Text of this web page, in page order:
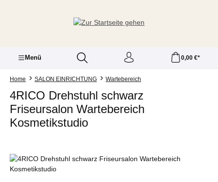
Menü 0,00 €*
Home SALON EINRICHTUNG Wartebereich
4RICO Drehstuhl schwarz
Friseursalon Wartebereich
Kosmetikstudio
Bildergalerie überspringen